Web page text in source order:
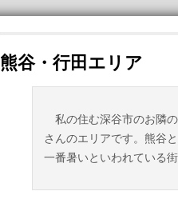
熊谷・行田エリア
私の住む深谷市のお隣
さんのエリアです。熊谷
一番暑いといわれている